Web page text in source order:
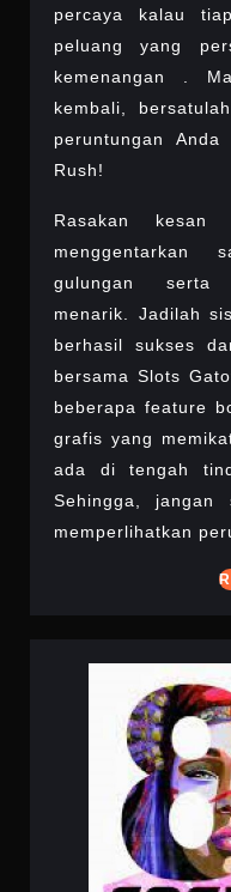
percaya kalau
peluang yang
kemenangan .
kembali,
peruntungan
Rush!
Rasakan
menggentarkan
gulungan serta
menarik. Jadilah
berhasil sukses
bersama Slots
beberapa feature
grafis yang
ada di tengah
Sehingga, jangan
memperlihatkan